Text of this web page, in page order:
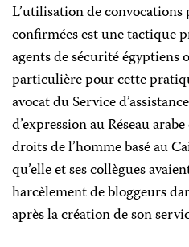
L’utilisation de
confirmées est une tactique
agents de sécurité
particulière pour cette
avocat du Service
d’expression au Réseau
droits de l’homme basé au
qu’elle et ses collègues
harcèlement de bloggeurs
après la création de son